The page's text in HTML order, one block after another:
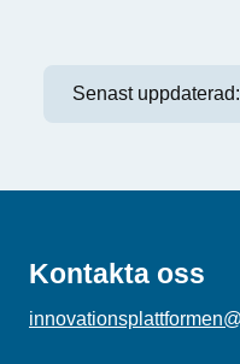
Senast uppdaterad:
Kontakta oss